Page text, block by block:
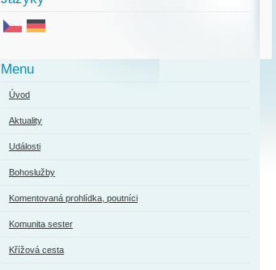
Menu
Úvod
Aktuality
Události
Bohoslužby
Komentovaná prohlídka, poutníci
Komunita sester
Křížová cesta